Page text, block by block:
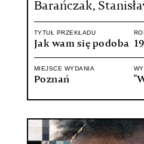
Barańczak,
TYTUŁ PRZEKŁADU
Jak wam się podoba
MIEJSCE WYDANIA
Poznań